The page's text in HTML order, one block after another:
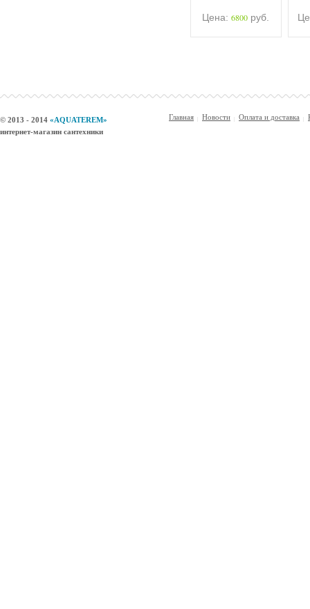
Цена: 6800 руб.
© 2013 - 2014 «AQUATEREM»
интернет-магазин сантехники
Главная Новости Оплата и доставка